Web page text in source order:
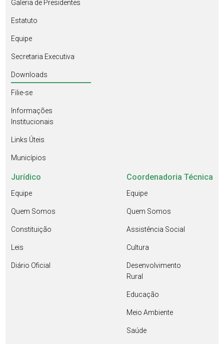
Galeria de Presidentes
Estatuto
Equipe
Secretaria Executiva
Downloads
Filie-se
Informações
Institucionais
Links Úteis
Municípios
Jurídico
Equipe
Quem Somos
Constituição
Leis
Diário Oficial
Coordenadoria Técnica
Equipe
Quem Somos
Assistência Social
Cultura
Desenvolvimento
Rural
Educação
Meio Ambiente
Saúde